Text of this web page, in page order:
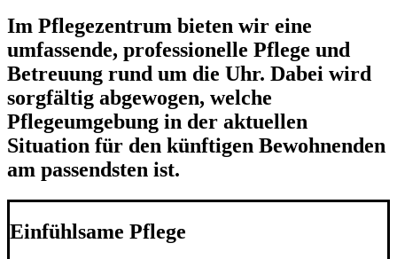
Im Pflegezentrum bieten wir eine
umfassende, professionelle Pflege und
Betreuung rund um die Uhr. Dabei wird
sorgfältig abgewogen, welche
Pflegeumgebung in der aktuellen
Situation für den künftigen Bewohnenden
am passendsten ist.
Einfühlsame Pflege